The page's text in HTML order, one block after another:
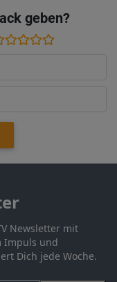
geben?
Newsletter mit
Impuls und
Dich jede Woche.